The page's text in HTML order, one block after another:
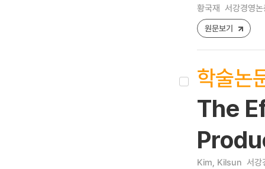
황국재 서강경영
원문보기
학술논
The
Kim, Kilsun 서